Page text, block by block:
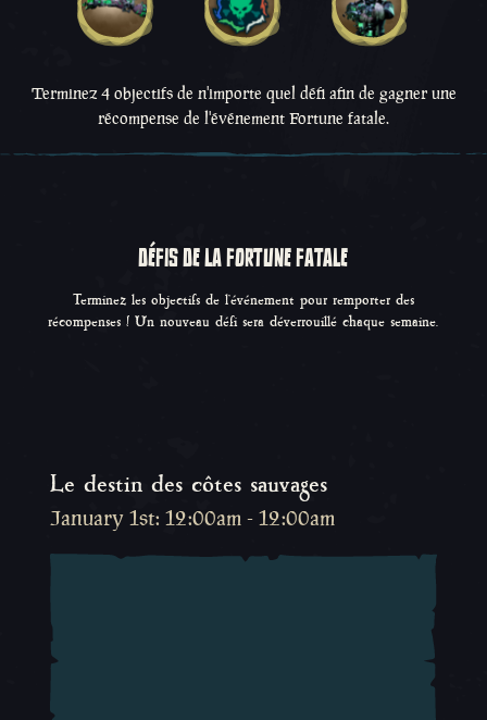
Terminez 4 objectifs de n'importe quel défi afin de gagner une
récompense de l'événement Fortune fatale.
DÉFIS DE LA FORTUNE FATALE
Terminez les objectifs de l'événement pour remporter des
récompenses ! Un nouveau défi sera déverrouillé chaque semaine.
Le destin des côtes sauvages
January 1st: 12:00am - 12:00am